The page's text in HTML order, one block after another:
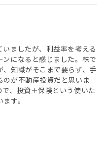
ましたが、利益率を考える
になると感じました。株で
知識がそこまで要らず、手
が不動産投資だと思いま
、投資＋保険という使いた
す。